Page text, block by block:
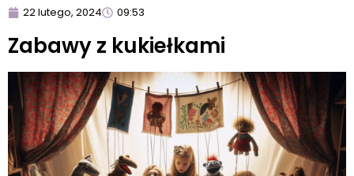
22 lutego, 2024 09:53
Zabawy z kukiełkami